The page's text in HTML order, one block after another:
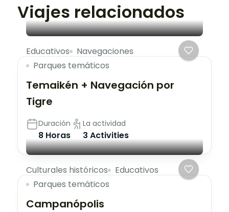
Viajes relacionados
Educativos
Navegaciones
Parques temáticos
Temaikén + Navegación por
Tigre
Duración
8 Horas
La actividad
3 Activities
Culturales históricos
Educativos
Parques temáticos
Campanópolis